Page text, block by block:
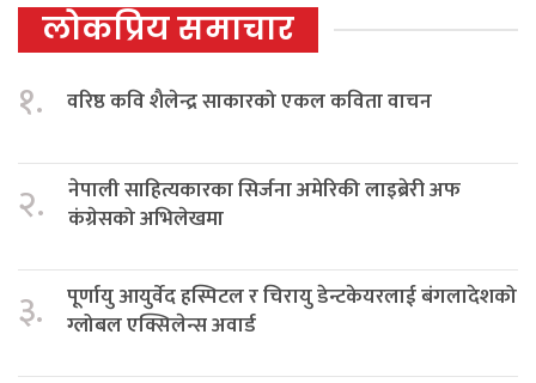
लोकप्रिय समाचार
१. वरिष्ठ कवि शैलेन्द्र साकारको एकल कविता वाचन
२.
नेपाली साहित्यकारका सिर्जना अमेरिकी लाइब्रेरी अफ
कंग्रेसको अभिलेखमा
३.
पूर्णायु आयुर्वेद हस्पिटल र चिरायु डेन्टकेयरलाई बंगलादेशको
ग्लोबल एक्सिलेन्स अवार्ड